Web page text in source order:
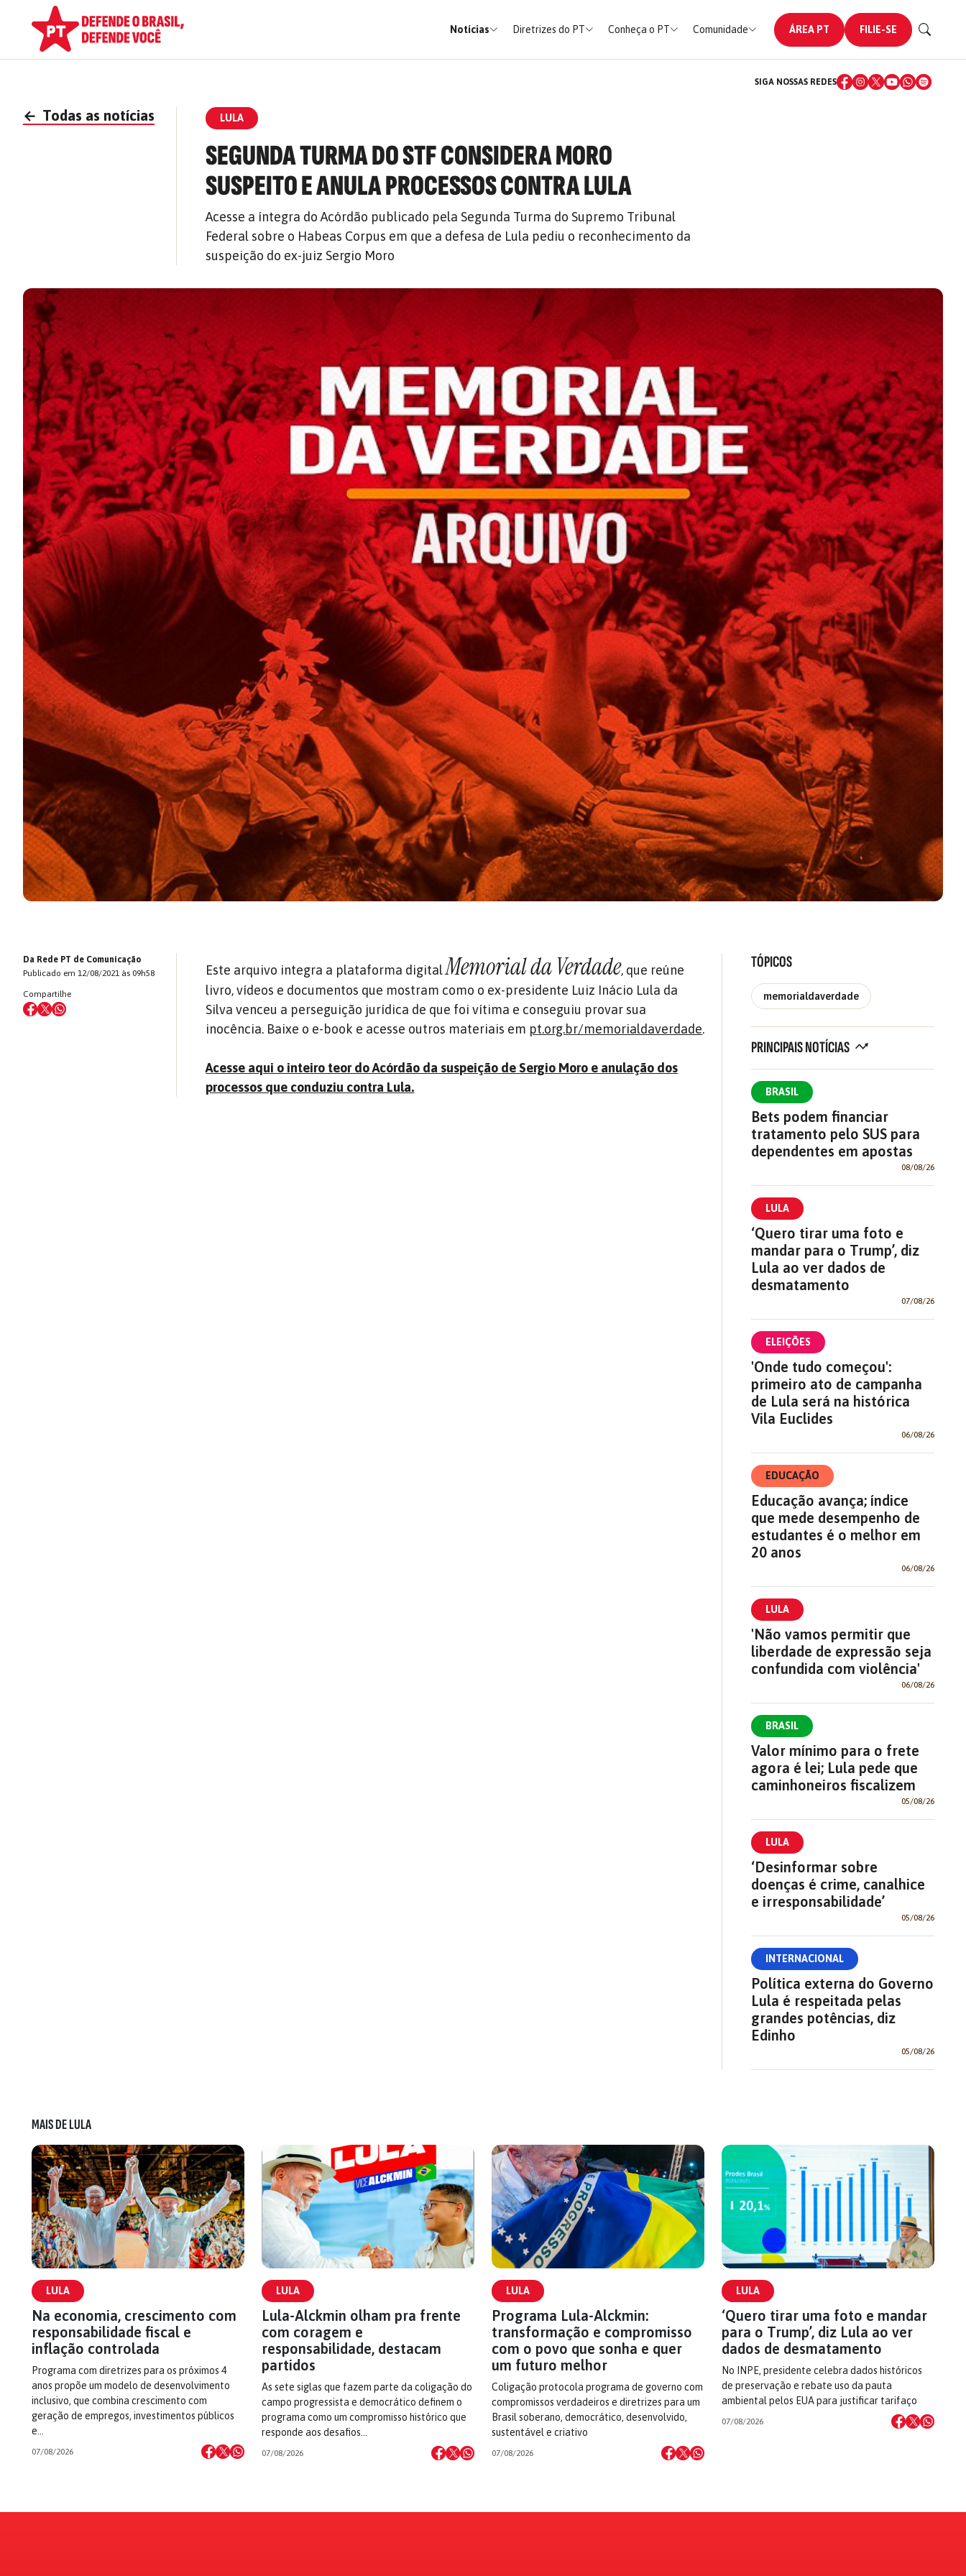
Notícias Diretrizes do PT Conheça o PT Comunidade ÁREA PT FILIE-SE
SIGA NOSSAS REDES
← Todas as notícias LULA
SEGUNDA TURMA DO STF CONSIDERA MORO
SUSPEITO E ANULA PROCESSOS CONTRA LULA
Acesse a íntegra do Acórdão publicado pela Segunda Turma do Supremo Tribunal
Federal sobre o Habeas Corpus em que a defesa de Lula pediu o reconhecimento da
suspeição do ex-juiz Sergio Moro
Da Rede PT de Comunicação
Publicado em 12/08/2021 às 09h58
Compartilhe
Este arquivo integra a plataforma digitalMemorial da Verdade, que reúne
livro, vídeos e documentos que mostram como o ex-presidente Luiz Inácio Lula da
Silva venceu a perseguição jurídica de que foi vítima e conseguiu provar sua
inocência. Baixe o e-book e acesse outros materiais em pt.org.br/memorialdaverdade.
Acesse aqui o inteiro teor do Acórdão da suspeição de Sergio Moro e anulação dos
processos que conduziu contra Lula.
TÓPICOS
memorialdaverdade
PRINCIPAIS NOTÍCIAS
BRASIL
Bets podem financiar
tratamento pelo SUS para
dependentes em apostas
08/08/26
LULA
‘Quero tirar uma foto e
mandar para o Trump’, diz
Lula ao ver dados de
desmatamento
07/08/26
ELEIÇÕES
'Onde tudo começou':
primeiro ato de campanha
de Lula será na histórica
Vila Euclides
06/08/26
EDUCAÇÃO
Educação avança; índice
que mede desempenho de
estudantes é o melhor em
20 anos
06/08/26
LULA
'Não vamos permitir que
liberdade de expressão seja
confundida com violência'
06/08/26
BRASIL
Valor mínimo para o frete
agora é lei; Lula pede que
caminhoneiros fiscalizem
05/08/26
LULA
‘Desinformar sobre
doenças é crime, canalhice
e irresponsabilidade’
05/08/26
INTERNACIONAL
Política externa do Governo
Lula é respeitada pelas
grandes potências, diz
Edinho
05/08/26
MAIS DE LULA
LULA
Na economia, crescimento com
responsabilidade fiscal e
inflação controlada
Programa com diretrizes para os próximos 4
anos propõe um modelo de desenvolvimento
inclusivo, que combina crescimento com
geração de empregos, investimentos públicos
e…
07/08/2026
LULA
Lula-Alckmin olham pra frente
com coragem e
responsabilidade, destacam
partidos
As sete siglas que fazem parte da coligação do
campo progressista e democrático definem o
programa como um compromisso histórico que
responde aos desafios…
07/08/2026
LULA
Programa Lula-Alckmin:
transformação e compromisso
com o povo que sonha e quer
um futuro melhor
Coligação protocola programa de governo com
compromissos verdadeiros e diretrizes para um
Brasil soberano, democrático, desenvolvido,
sustentável e criativo
07/08/2026
LULA
‘Quero tirar uma foto e mandar
para o Trump’, diz Lula ao ver
dados de desmatamento
No INPE, presidente celebra dados históricos
de preservação e rebate uso da pauta
ambiental pelos EUA para justificar tarifaço
07/08/2026